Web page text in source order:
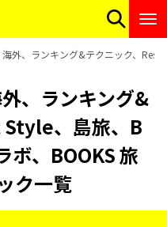
外、ランキング&テクニック、
、ランキング&
、島旅、B
ボ、BOOKS 旅
ク一覧